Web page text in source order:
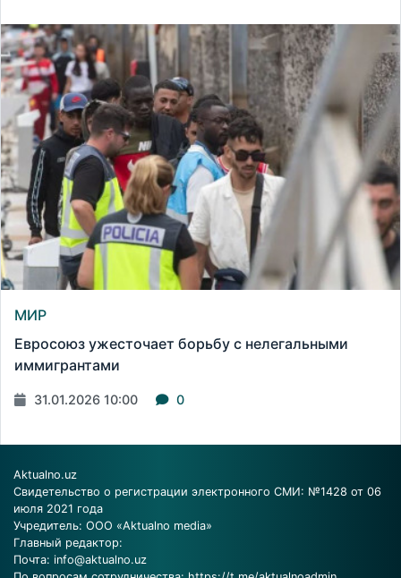
МИР
Евросоюз ужесточает борьбу с нелегальными
иммигрантами
31.01.2026 10:00 0
Aktualno.uz
Свидетельство о регистрации электронного СМИ: №1428 от 06
июля 2021 года
Учредитель: ООО «Aktualno media»
Главный редактор:
Почта: info@aktualno.uz